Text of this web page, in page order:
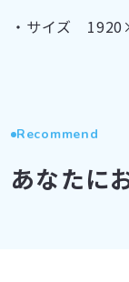
・サイズ　
Recommend
あなたに